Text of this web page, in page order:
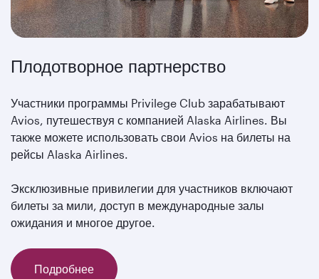
Плодотворное партнерство
Участники программы Privilege Club зарабатывают
Avios, путешествуя с компанией Alaska Airlines. Вы
также можете использовать свои Avios на билеты на
рейсы Alaska Airlines.
Эксклюзивные привилегии для участников включают
билеты за мили, доступ в международные залы
ожидания и многое другое.
Подробнее